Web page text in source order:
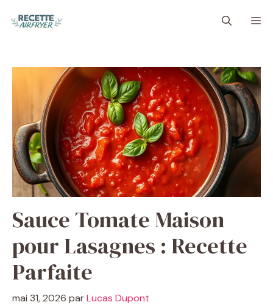
Sauce Tomate Maison
pour Lasagnes : Recette
Parfaite
mai 31, 2026 parLucas Dupont